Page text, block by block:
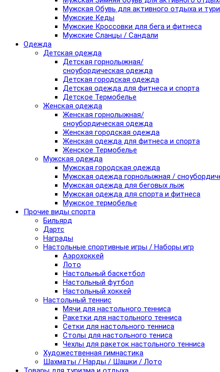
Мужская Обувь для активного отдыха и
Мужские Кеды
Мужские Кроссовки для бега и фитнеса
Мужские Сланцы / Сандали
Одежда
Детская одежда
Детская горнолыжная/
сноубордическая одежда
Детская городская одежда
Детская одежда для фитнеса и спорта
Детское Термобелье
Женская одежда
Женская горнолыжная/
сноубордическая одежда
Женская городская одежда
Женская одежда для фитнеса и спорта
Женское Термобелье
Мужская одежда
Мужская городская одежда
Мужская одежда горнолыжная /
Мужская одежда для беговых лыж
Мужская одежда для спорта и фитнеса
Мужское термобелье
Прочие виды спорта
Бильярд
Дартс
Награды
Настольные спортивные игры / Наборы игр
Аэрохоккей
Лото
Настольный баскетбол
Настольный футбол
Настольный хоккей
Настольный теннис
Мячи для настольного тенниса
Ракетки для настольного тенниса
Сетки для настольного тенниса
Столы для настольного тениса
Чехлы для ракеток настольного тенниса
Художественная гимнастика
Шахматы / Нарды / Шашки / Лото